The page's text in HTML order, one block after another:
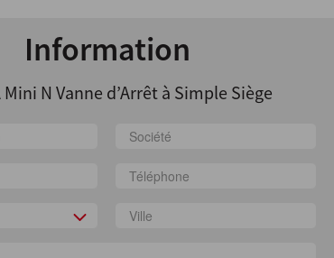
Information
Mini N Vanne d’Arrêt à Simple Siège